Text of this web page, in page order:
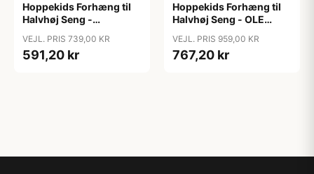
Hoppekids Forhæng til
Halvhøj Seng -
Størrelser
VEJL. PRIS 739,00 KR
591,20 kr
Hoppekids Forhæng til
Halvhøj Seng - OLE
VEJL. PRIS 959,00 KR
767,20 kr